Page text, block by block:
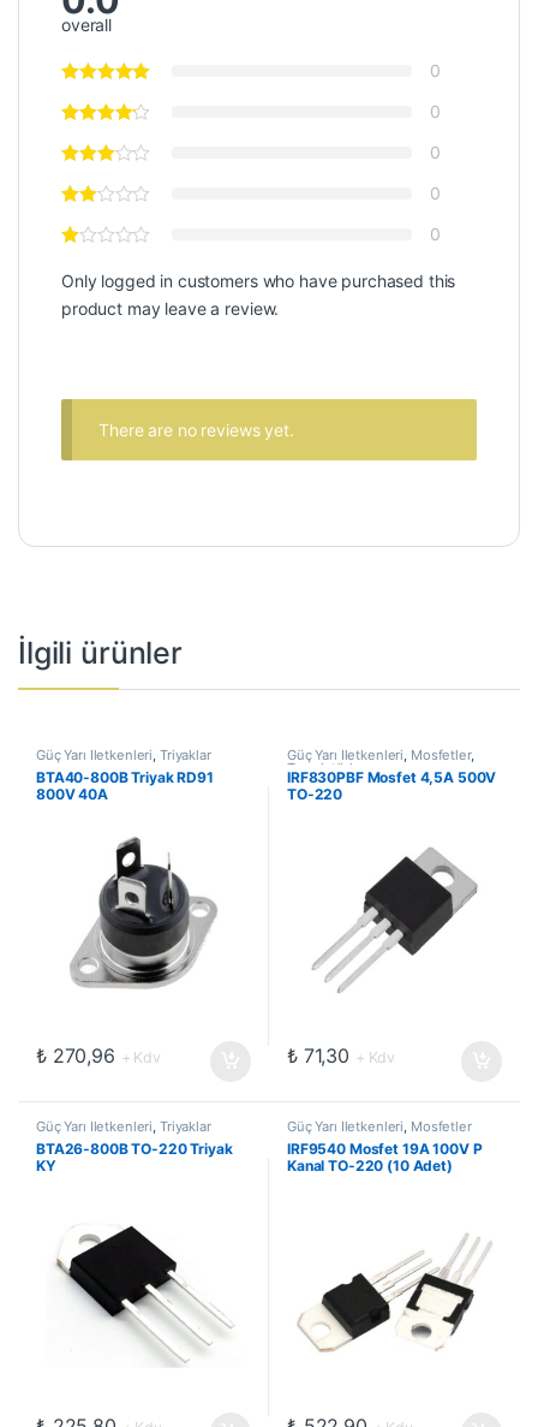
overall
0
0
0
0
0
Only logged in customers who have purchased this
product may leave a review.
There are no reviews yet.
İlgili ürünler
Güç Yarı İletkenleri, Triyaklar
BTA40-800B Triyak RD91
800V 40A
₺270,96 + Kdv
Güç Yarı İletkenleri, Mosfetler,
Transistörler
IRF830PBF Mosfet 4,5A 500V
TO-220
₺71,30 + Kdv
Güç Yarı İletkenleri, Triyaklar
BTA26-800B TO-220 Triyak
KY
Güç Yarı İletkenleri, Mosfetler
IRF9540 Mosfet 19A 100V P
Kanal TO-220 (10 Adet)